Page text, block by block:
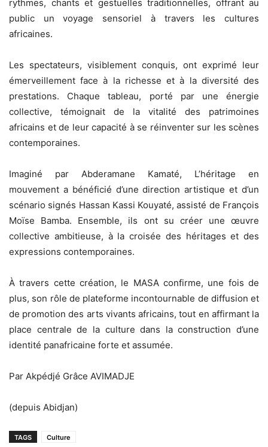
rythmes, chants et gestuelles traditionnelles, offrant au
public un voyage sensoriel à travers les cultures
africaines.
Les spectateurs, visiblement conquis, ont exprimé leur
émerveillement face à la richesse et à la diversité des
prestations. Chaque tableau, porté par une énergie
collective, témoignait de la vitalité des patrimoines
africains et de leur capacité à se réinventer sur les scènes
contemporaines.
Imaginé par Abderamane Kamaté, L’héritage en
mouvement a bénéficié d’une direction artistique et d’un
scénario signés Hassan Kassi Kouyaté, assisté de François
Moïse Bamba. Ensemble, ils ont su créer une œuvre
collective ambitieuse, à la croisée des héritages et des
expressions contemporaines.
À travers cette création, le MASA confirme, une fois de
plus, son rôle de plateforme incontournable de diffusion et
de promotion des arts vivants africains, tout en affirmant la
place centrale de la culture dans la construction d’une
identité panafricaine forte et assumée.
Par Akpédjé Grâce AVIMADJE
(depuis Abidjan)
TAGS Culture